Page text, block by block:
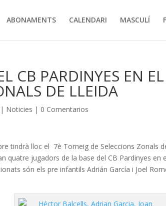
ABONAMENTS CALENDARI MASCULÍ
CB PARDINYES EN
DE LLEIDA
| Noticies | 0 Comentarios
tindrà lloc el 7è Torneig de Seleccions Zonals
quatre jugadors de la base del CB Pardinyes en
són els pre infantils Adrián García i Joel